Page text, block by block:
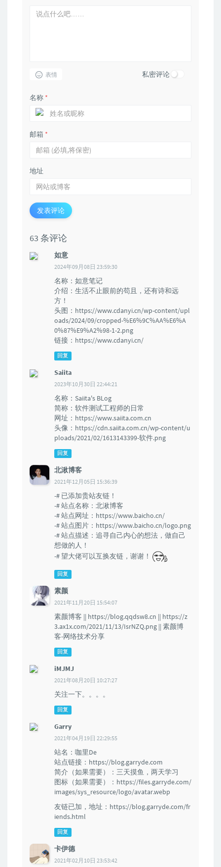
表情 私密评论
名称 *
邮箱 *
地址
发表评论
63 条评论
如意
2024年09月08日 23:59:30
名称：如意笔记
介绍：生活不止眼前的苟且，还有诗和远
方！
头图：https://www.cdanyi.cn/wp-content/upl
oads/2024/09/cropped-%E6%9C%AA%E6%A
0%87%E9%A2%98-1-2.png
链接：https://www.cdanyi.cn/
回复
Saiita
2023年10月30日 22:44:21
名称：Saiita's BLog
简称：软件测试工程师的日常
网址：https://www.saiita.com.cn
头像：https://cdn.saiita.com.cn/wp-content/u
ploads/2021/02/1613143399-软件.png
回复
北湫博客
2021年12月05日 15:36:39
-# 已添加贵站友链！
-# 站点名称：北湫博客
-# 站点网址：https://www.baicho.cn/
-# 站点图片：https://www.baicho.cn/logo.png
-# 站点描述：追寻自己内心的想法，做自己
想做的人！
-# 望大佬可以互换友链，谢谢！
回复
素颜
2021年11月20日 15:54:07
素颜博客 || https://blog.qqdsw8.cn || https://z
3.ax1x.com/2021/11/13/IsrNZQ.png || 素颜博
客-网络技术分享
回复
iMJMJ
2021年08月20日 10:27:27
关注一下。。。。
回复
Garry
2021年04月19日 22:29:55
站名：咖里De
站点链接：https://blog.garryde.com
简介（如果需要）：三天摸鱼，两天学习
图标（如果需要）：https://files.garryde.com/
images/sys_resource/logo/avatar.webp
友链已加，地址：https://blog.garryde.com/fr
iends.html
回复
卡伊德
2021年02月10日 23:53:42